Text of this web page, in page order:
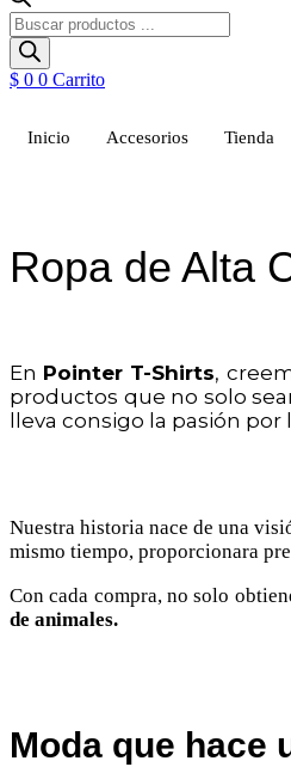
Búsqueda
de
productos
$ 0 0 Carrito
Inicio Accesorios Tienda
Ropa de Alta
En Pointer T-Shirts,
productos que no solo
lleva consigo la pasión
Nuestra historia nace de una
mismo tiempo, proporcionara
Con cada compra, no solo
de animales.
Moda que hace